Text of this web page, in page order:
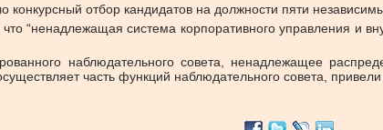
отбор кандидатов на должности пяти
“ненадлежащая система корпоративного управления и
наблюдательного совета, ненадлежащее
часть функций наблюдательного совета,